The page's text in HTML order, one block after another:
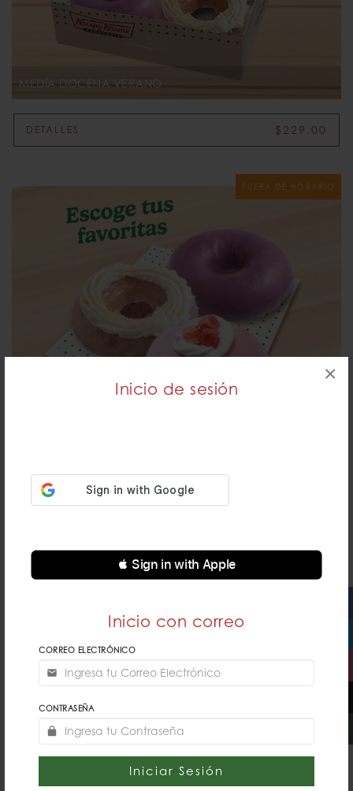
Inicio de sesión
 Sign in with Apple
Inicio con correo
CORREO ELECTRÓNICO
CONTRASEÑA
Iniciar Sesión
×
MEDÍA DOCENA VERANO
DETALLES $229.00
FUERA DE HORARIO
DETALLES
FROZEN SANDÍA TAJÍN